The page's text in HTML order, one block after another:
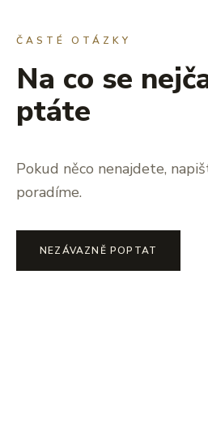
ČASTÉ OTÁZKY
Na co se
ptáte
Pokud něco nenajdete,
poradíme.
NEZÁVAZNĚ POPTAT